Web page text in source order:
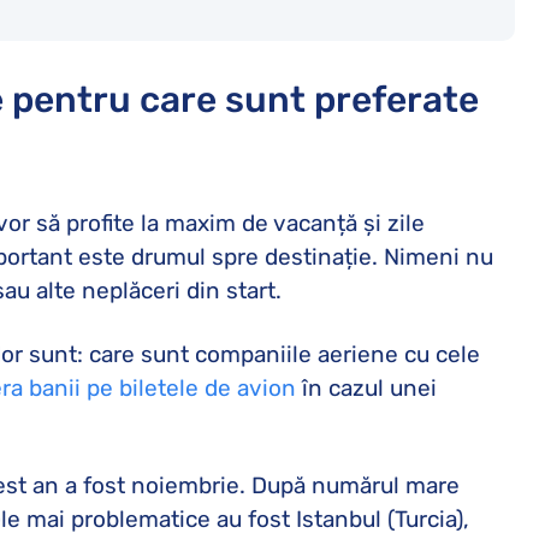
pentru care sunt preferate
să profite la maxim de vacanță și zile
este drumul spre destinație. Nimeni nu
alte neplăceri din start.
sunt: care sunt companiile aeriene cu cele
banii pe biletele de avion în cazul unei
an a fost noiembrie. După numărul mare
mai problematice au fost Istanbul (Turcia),